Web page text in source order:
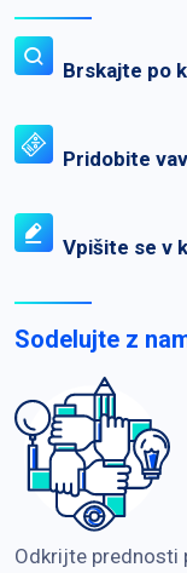
Brskajte po
Pridobite
Vpišite se v
Sodelujte z
Odkrijte prednosti